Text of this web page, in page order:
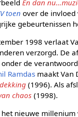
En dan
toen over de invloed
gebeurtenissen
1998 verlaat
verzorgd. De
de
Ramdas maakt Van
(1996). Als
chaos (1998).
het nieuwe